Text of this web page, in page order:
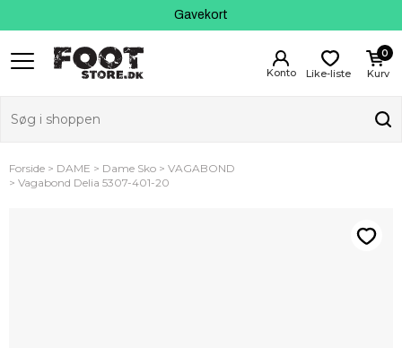
Gavekort
Fri fragt fra 399 kr
Kundeservice
Kurv
0
Like-liste
Forside DAME Dame Sko
VAGABOND
Vagabond Delia 5307-401-20